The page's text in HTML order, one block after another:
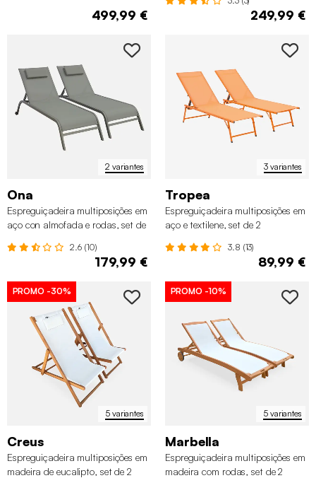
499,99 € 249,99 €
2 variantes
Ona
Espreguiçadeira multiposições em
aço con almofada e rodas, set de
2.6 (10)
179,99 €
3 variantes
Tropea
Espreguiçadeira multiposições em
aço e textilene, set de 2
3.8 (13)
89,99 €
5 variantes
PROMO -30%
Creus
Espreguiçadeira multiposições em
madeira de eucalipto, set de 2
5 variantes
PROMO -10%
Marbella
Espreguiçadeira multiposições em
madeira com rodas, set de 2